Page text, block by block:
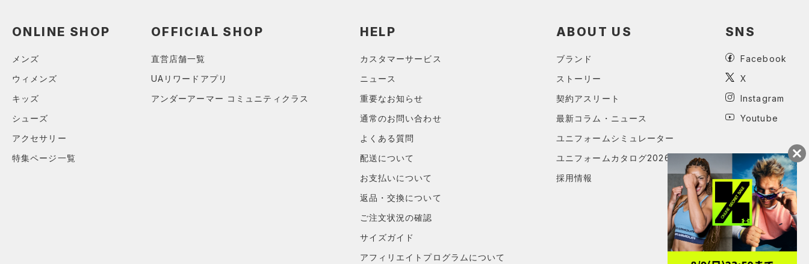
ジャケット
ONLINE SHOP
メンズ
ウィメンズ
キッズ
シューズ
アクセサリー
特集ページ一覧
OFFICIAL SHOP
直営店舗一覧
UAリワードアプリ
アンダーアーマー コミュニティクラス
HELP
カスタマーサービス
ニュース
重要なお知らせ
通常のお問い合わせ
よくある質問
配送について
お支払いについて
返品・交換について
ご注文状況の確認
サイズガイド
アフィリエイトプログラムについて
ABOUT US
ブランド
ストーリー
契約アスリート
最新コラム・ニュース
ユニフォームシミュレーター
ユニフォームカタログ2026
採用情報
SNS
Facebook
X
Instagram
Youtube